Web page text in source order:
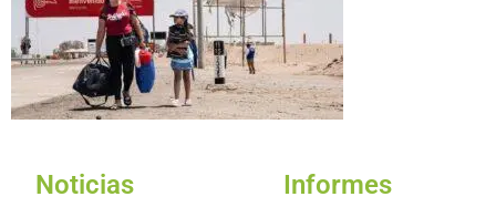
Noticias Informes